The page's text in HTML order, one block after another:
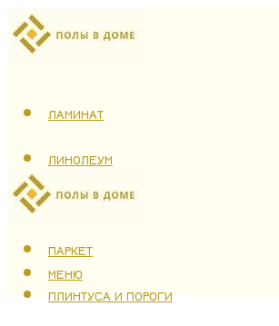
ЛАМИНАТ
ЛИНОЛЕУМ
ТЕПЛЫЙ ПОЛ
ПАРКЕТ
ПЛИНТУСА И ПОРОГИ
МЕНЮ